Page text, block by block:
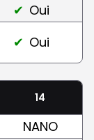
Oui
Oui
14
NANO